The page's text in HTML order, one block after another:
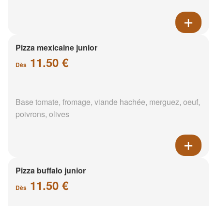
Pizza mexicaine junior
Dès 11.50 €
Base tomate, fromage, viande hachée, merguez, oeuf,
poivrons, olives
Pizza buffalo junior
Dès 11.50 €